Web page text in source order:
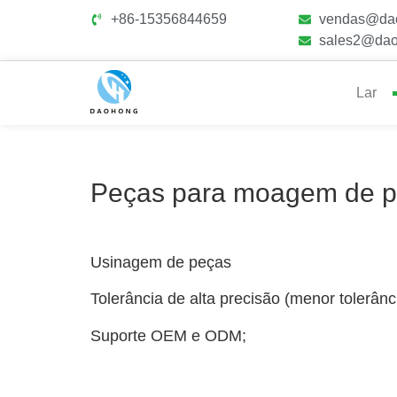
+86-15356844659
Lar
Peças para moagem de
Usinagem de peças
Tolerância de alta precisão (menor
Suporte OEM e ODM;